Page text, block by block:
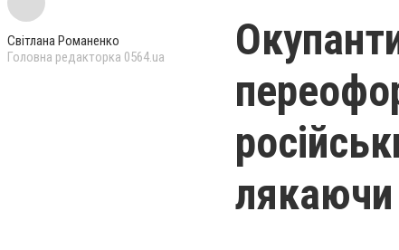
Світлана Романенко
Головна редакторка 0564.ua